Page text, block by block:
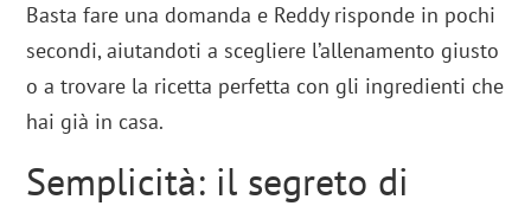
Basta fare una domanda e Reddy risponde in pochi
secondi, aiutandoti a scegliere l’allenamento giusto
o a trovare la ricetta perfetta con gli ingredienti che
hai già in casa.
Semplicità: il segreto di